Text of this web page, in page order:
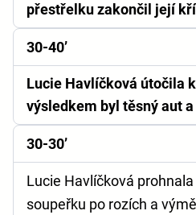
přestřelku zakončil její
30-40’
Lucie Havlíčková útočila
výsledkem byl těsný aut
30-30’
Lucie Havlíčková
soupeřku po rozích a